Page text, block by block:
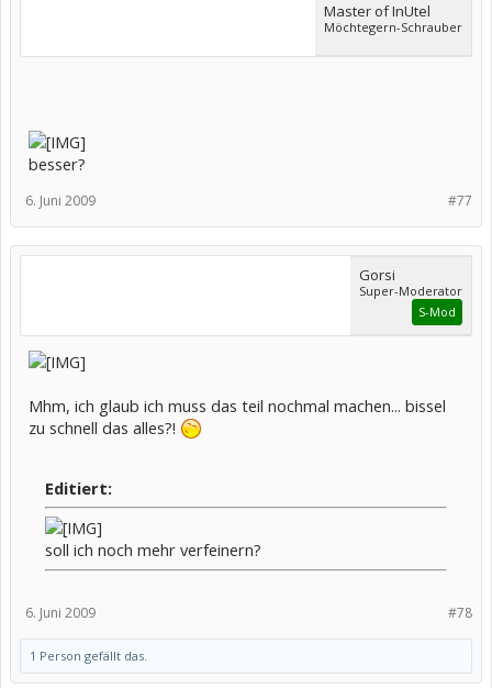
Master of InUtel
Möchtegern-Schrauber
besser?
#77
6. Juni 2009
Gorsi
Super-Moderator
S-Mod
Mhm, ich glaub ich muss das teil nochmal machen... bissel
zu schnell das alles?!
Editiert:
soll ich noch mehr verfeinern?
#78
6. Juni 2009
1 Person gefällt das.